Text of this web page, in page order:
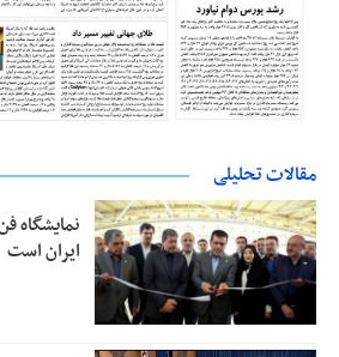
مقالات تحلیلی
نمایشگاه
ایران است